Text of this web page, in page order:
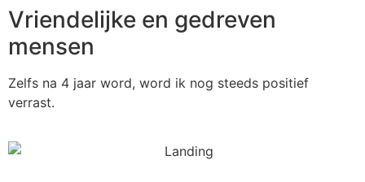
Vriendelijke en gedreven
mensen
Zelfs na 4 jaar word, word ik nog steeds positief
verrast.